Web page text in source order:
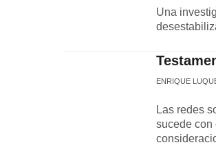
Una
ENRIQUE
Las redes
sucede con